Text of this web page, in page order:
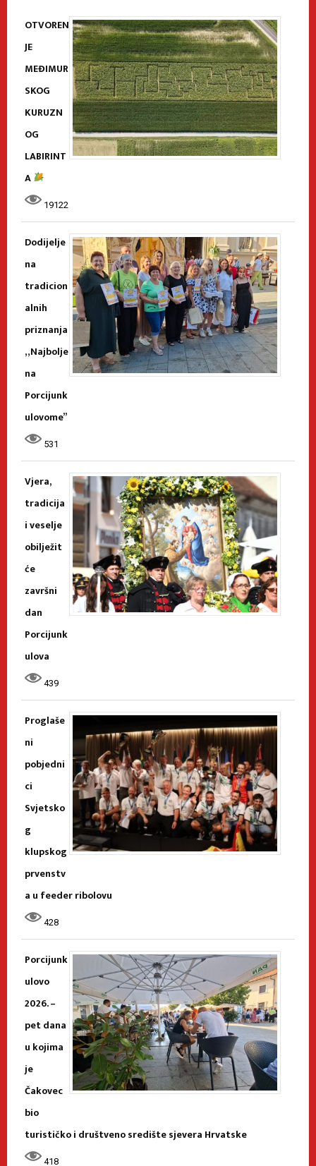
OTVOREN
JE
MEĐIMUR
SKOG
KURUZN
OG
LABIRINT
A
19122
Dodijelje
na
tradicion
alnih
priznanja
„Najbolje
na
Porcijunk
ulovome”
531
Vjera,
tradicija
i veselje
obilježit
će
završni
dan
Porcijunk
ulova
439
Proglaše
ni
pobjedni
ci
Svjetsko
g
klupskog
prvenstv
a u feeder ribolovu
428
Porcijunk
ulovo
2026. –
pet dana
u kojima
je
Čakovec
bio
turističko i društveno središte sjevera Hrvatske
418